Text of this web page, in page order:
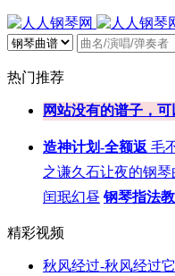
热门推荐
网站没有的谱子，可
造神计划-全额返 毛
之谦久石让夜的钢琴
闰珉幻昼 钢琴指法
精彩视频
秋风经过-秋风经过